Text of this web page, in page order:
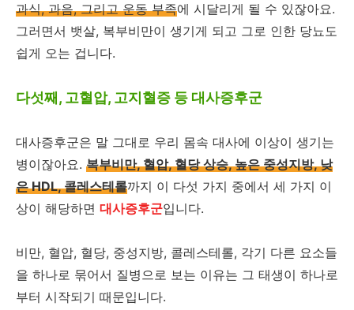
과식, 과음, 그리고 운동 부족에 시달리게 될 수 있잖아요.
그러면서 뱃살, 복부비만이 생기게 되고 그로 인한 당뇨도
쉽게 오는 겁니다.
다섯째, 고혈압, 고지혈증 등 대사증후군
대사증후군은 말 그대로 우리 몸속 대사에 이상이 생기는
병이잖아요. 복부비만, 혈압, 혈당 상승, 높은 중성지방, 낮
은 HDL, 콜레스테롤까지 이 다섯 가지 중에서 세 가지 이
상이 해당하면 대사증후군입니다.
비만, 혈압, 혈당, 중성지방, 콜레스테롤, 각기 다른 요소들
을 하나로 묶어서 질병으로 보는 이유는 그 태생이 하나로
부터 시작되기 때문입니다.